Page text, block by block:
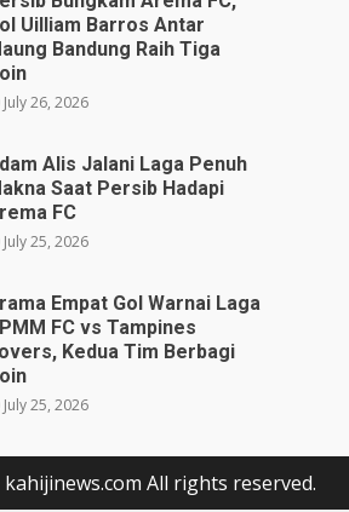
Alis Jalani Laga Penuh
Saat Persib Hadapi
FC
Empat Gol Warnai Laga
FC vs Tampines
Kedua Tim Berbagi
July 25, 2026
BGN Tegaskan Dapur
yang Tak Penuhi Standar
Ditutup
Siapkan Keppres
Perry Warjiyo,
All rights reserved.